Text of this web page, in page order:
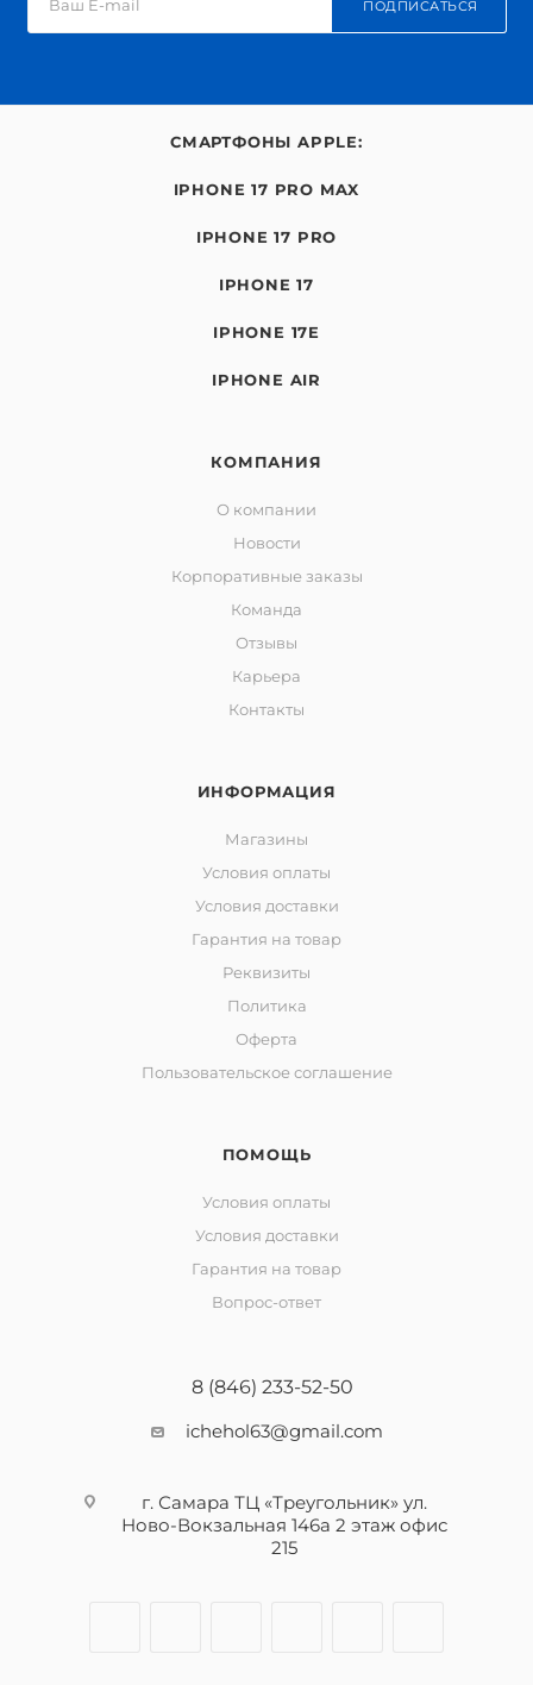
ПОДПИСАТЬСЯ
СМАРТФОНЫ APPLE:
IPHONE 17 PRO MAX
IPHONE 17 PRO
IPHONE 17
IPHONE 17E
IPHONE AIR
КОМПАНИЯ
О компании
Новости
Корпоративные заказы
Команда
Отзывы
Карьера
Контакты
ИНФОРМАЦИЯ
Магазины
Условия оплаты
Условия доставки
Гарантия на товар
Реквизиты
Политика
Оферта
Пользовательское соглашение
ПОМОЩЬ
Условия оплаты
Условия доставки
Гарантия на товар
Вопрос-ответ
8 (846) 233-52-50
ichehol63@gmail.com
г. Самара ТЦ «Треугольник» ул.
Ново-Вокзальная 146а 2 этаж офис
215